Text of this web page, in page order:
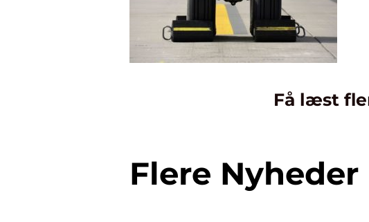
Få læst
Flere Nyheder